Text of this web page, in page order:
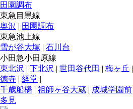
田園調布
東急目黒線
奥沢 | 田園調布
東急池上線
雪が谷大塚 | 石川台
小田急小田原線
東北沢 | 下北沢 | 世田谷代田 | 梅ヶ丘 |
徳寺 | 経堂 |
千歳船橋 | 祖師ヶ谷大蔵 | 成城学園前
多見